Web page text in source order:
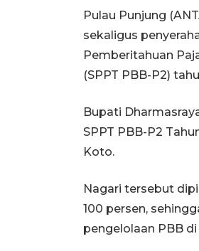
Pulau Punjung
sekaligus
Pemberitahuan
(SPPT PBB-P2)
Bupati
SPPT PBB-P2
Koto.
Nagari tersebut
100 persen,
pengelolaan PBB